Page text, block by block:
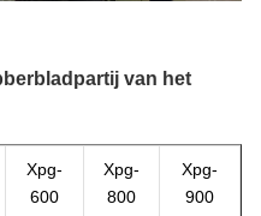
van het
Xpg-
600
Xpg-
800
Xpg-
900